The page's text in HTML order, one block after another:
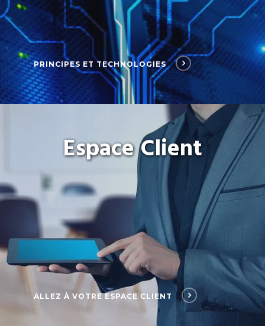
PRINCIPES ET TECHNOLOGIES
Espace Client
ALLEZ À VOTRE ESPACE CLIENT